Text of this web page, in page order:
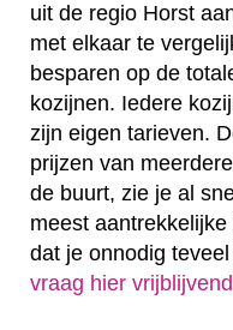
uit de regio Horst
met elkaar te
besparen op de
kozijnen. Iedere
zijn eigen tarieven.
prijzen van
de buurt, zie je al
meest
dat je onnodig
vraag hier